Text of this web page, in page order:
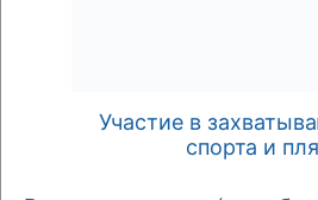
Участие в
спорта и